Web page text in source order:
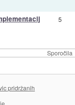
Sporočila
5
pridržanih